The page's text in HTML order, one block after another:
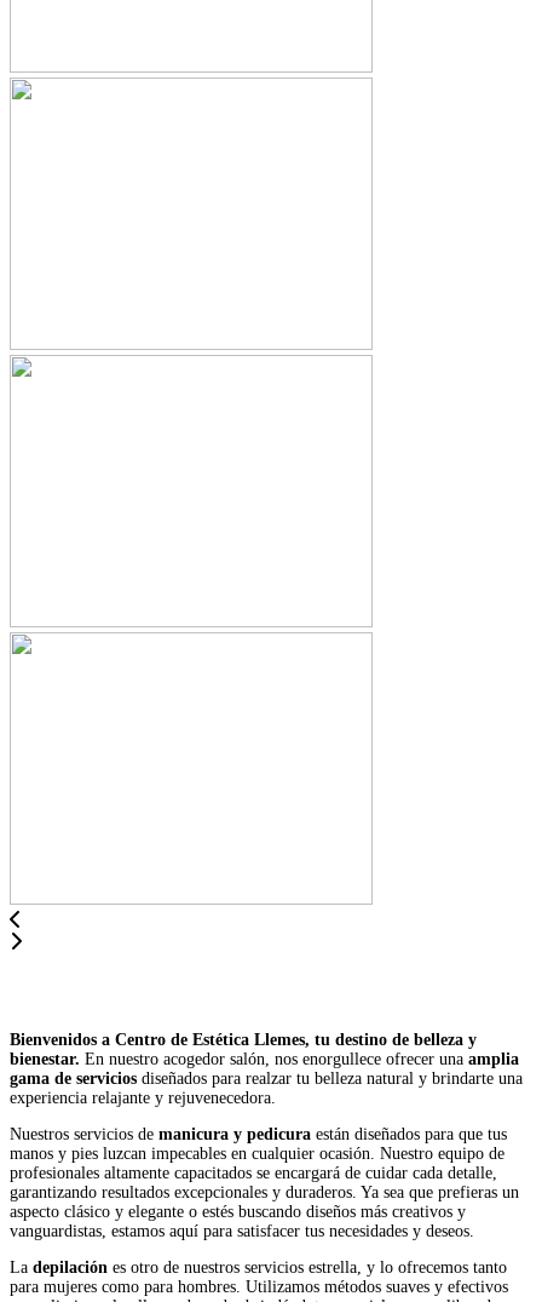
Bienvenidos a Centro de Estética Llemes, tu destino de belleza y
bienestar. En nuestro acogedor salón, nos enorgullece ofrecer una amplia
gama de servicios diseñados para realzar tu belleza natural y brindarte una
experiencia relajante y rejuvenecedora.
Nuestros servicios de manicura y pedicura están diseñados para que tus
manos y pies luzcan impecables en cualquier ocasión. Nuestro equipo de
profesionales altamente capacitados se encargará de cuidar cada detalle,
garantizando resultados excepcionales y duraderos. Ya sea que prefieras un
aspecto clásico y elegante o estés buscando diseños más creativos y
vanguardistas, estamos aquí para satisfacer tus necesidades y deseos.
La depilación es otro de nuestros servicios estrella, y lo ofrecemos tanto
para mujeres como para hombres. Utilizamos métodos suaves y efectivos